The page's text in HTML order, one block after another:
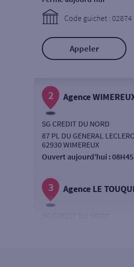
Code guichet : 02874
Appeler
2 Agence
SG CREDIT DU NORD
87 PL DU GENERAL LECLERC
62930 WIMEREUX
Ouvert aujourd’hui :
3 Agence LE